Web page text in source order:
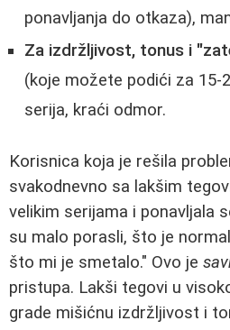
ponavljanja do otkaza),
Za izdržljivost, tonus i
(koje možete podići za 15-
serija, kraći odmor.
Korisnica koja je rešila
svakodnevno sa lakšim
velikim serijama i ponavljala
su malo porasli, što je
što mi je smetalo." Ovo je
pristupa. Lakši tegovi u
grade mišićnu izdržljivost i